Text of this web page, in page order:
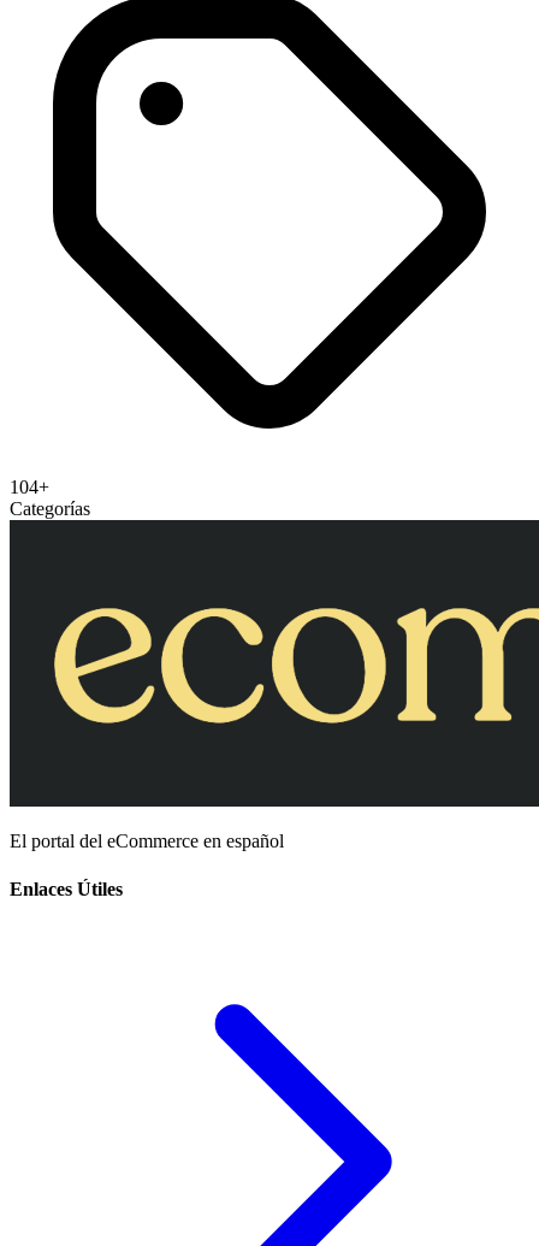
104+
Categorías
El portal del eCommerce en español
Enlaces Útiles